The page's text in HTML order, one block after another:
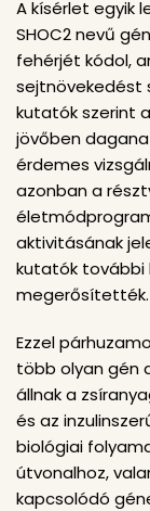
A kísérlet egyik
SHOC2 nevű
fehérjét kódol,
sejtnövekedést
kutatók szerint
jövőben
érdemes
azonban a
aktivitásának
kutatók további
megerősítették.
Ezzel
több olyan gén
állnak a
és az
biológiai
útvonalhoz,
kapcsolódó